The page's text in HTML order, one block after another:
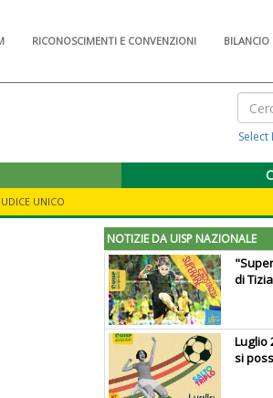
RICONOSCIMENTI E CONVENZIONI BILANCIO
Select
UNICO
NOTIZIE DA UISP NAZIONALE
di
Luglio
si